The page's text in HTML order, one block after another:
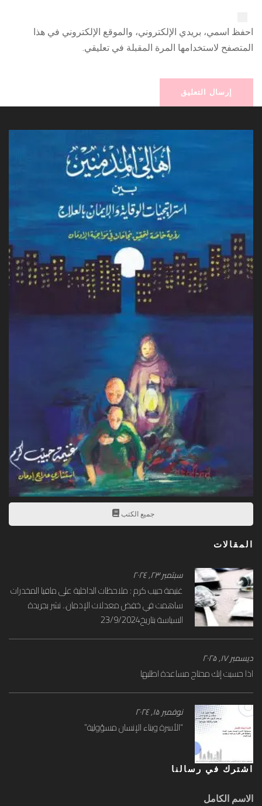
احفظ اسمي، بريدي الإلكتروني، والموقع الإلكتروني في هذا
المتصفح لاستخدامها المرة المقبلة في تعليقي.
جميع الكتب
المقالات
سبتمبر ۲۳, ۲۰۲٤
غنيمة حبيب كرم : ملاحظات الداخلية على مافيا المخدرات
ساهمت في خفض معدلات الإدمان.. نشر بجريدة
السياسة بتاريخ23/9/2024
ديسمبر ۱۷, ۲۰۲۵
اذا حسيت إنك محتاج مساعدة اطلبها
نوفمبر ۱۵, ۲۰۲٤
“الأسرة وبناء الإنسان ‎مسؤولية”
اشترك في رسالنا
الاسم الكامل